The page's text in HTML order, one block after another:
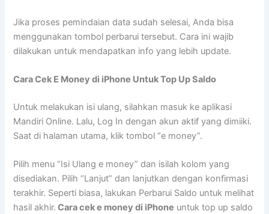
Jika proses pemindaian data sudah selesai, Anda bisa
menggunakan tombol perbarui tersebut. Cara ini wajib
dilakukan untuk mendapatkan info yang lebih update.
Cara Cek E Money di iPhone Untuk Top Up Saldo
Untuk melakukan isi ulang, silahkan masuk ke aplikasi
Mandiri Online. Lalu, Log In dengan akun aktif yang dimiiki.
Saat di halaman utama, klik tombol “e money”.
Pilih menu “Isi Ulang e money” dan isilah kolom yang
disediakan. Pilih “Lanjut” dan lanjutkan dengan konfirmasi
terakhir. Seperti biasa, lakukan Perbarui Saldo untuk melihat
hasil akhir. Cara cek e money di iPhone untuk top up saldo